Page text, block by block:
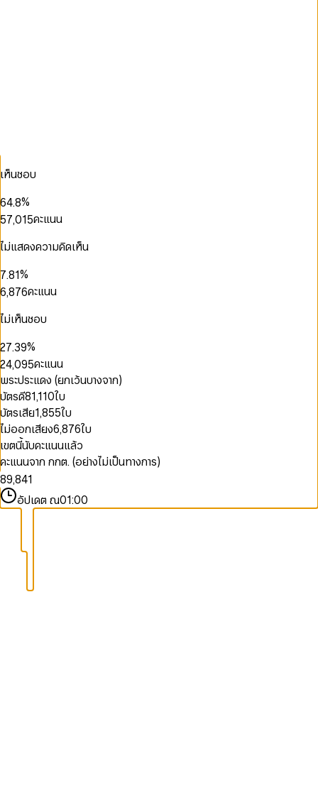
เห็นชอบ
2
4
6
7
8
9
2
4
5
6
7
8
9
.
6
8
9
%
0
2
4
5
7
9
3
4
6
7
9
,0
2
4
5
6
7
8
0
1
3
5
6
7
9
2
3
4
5
7
9
คะแนน
ไม่แสดงความคิดเห็น
1
2
3
5
7
8
9
.
0
2
3
4
6
8
9
1
2
3
4
5
6
7
8
9
%
0
1
2
3
5
6
8
,
1
2
3
4
5
7
8
0
1
2
4
5
6
7
9
0
1
2
3
4
5
6
8
คะแนน
ไม่เห็นชอบ
0
2
3
4
5
6
7
8
9
1
2
3
5
7
8
9
.
1
3
4
5
6
7
8
9
1
3
4
5
7
9%
1
2
3
4
5
6
7
8
9
0
1
3
4
5
6
7
8
9
,0
1
2
3
4
5
6
7
8
9
0
2
3
4
6
8
9
0
2
3
4
5
6
7
8
9
คะแนน
พระประแดง (ยกเว้นบางจาก)
บัตรดี81,110ใบ
บัตรเสีย1,855ใบ
ไม่ออกเสียง6,876ใบ
เขตนี้นับคะแนนแล้ว
คะแนนจาก กกต. (อย่างไม่เป็นทางการ)
0
1
2
3
4
5
6
7
8
9
0
1
2
3
4
5
6
7
8
9,
0
1
2
3
4
5
6
7
8
9
0
1
2
3
4
5
6
0
1
2
3
7
อัปเดต ณ01:00